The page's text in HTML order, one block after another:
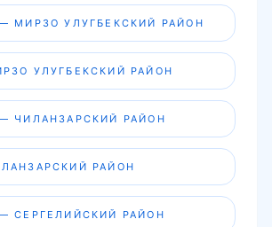
МИРЗО УЛУГБЕКСКИЙ РАЙОН
УЛУГБЕКСКИЙ РАЙОН
ЧИЛАНЗАРСКИЙ РАЙОН
РАЙОН
СЕРГЕЛИЙСКИЙ РАЙОН